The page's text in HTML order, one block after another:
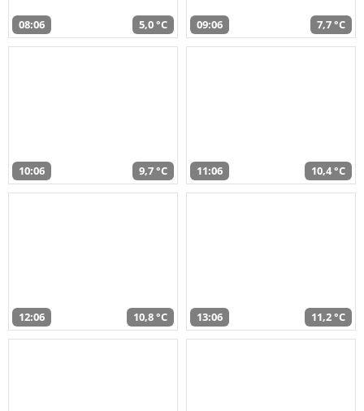
08:06 5,0 °C 09:06 7,7 °C
10:06 9,7 °C 11:06 10,4 °C
12:06 10,8 °C 13:06 11,2 °C